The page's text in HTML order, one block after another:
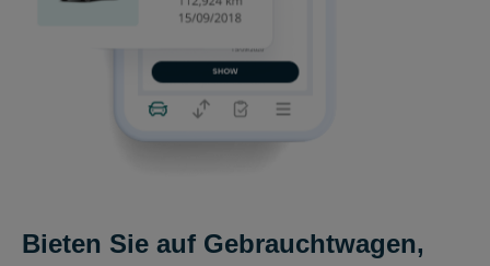
Bieten Sie auf Gebrauchtwagen,